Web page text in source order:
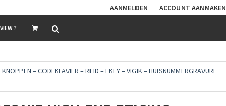
AANMELDEN ACCOUNT AANMAKEN
?
– CODEKLAVIER – RFID – EKEY – VIGIK – HUISNUMMERGRAVURE